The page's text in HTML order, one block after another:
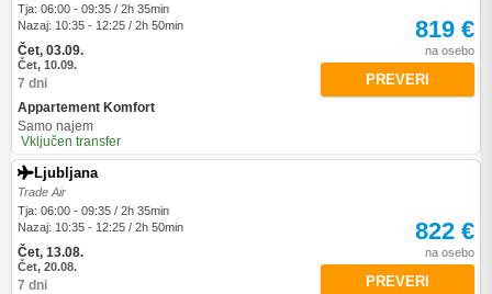
Tja: 06:00 - 09:35 / 2h 35min
Nazaj: 10:35 - 12:25 / 2h 50min
Čet, 03.09.
Čet, 10.09.
7 dni
Appartement Komfort
Samo najem
Vključen transfer
819 €
na osebo
PREVERI
Ljubljana
Trade Air
Tja: 06:00 - 09:35 / 2h 35min
Nazaj: 10:35 - 12:25 / 2h 50min
Čet, 13.08.
Čet, 20.08.
7 dni
822 €
na osebo
PREVERI